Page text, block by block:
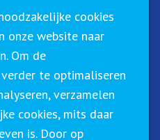
cookies
onze website naar
Om de
te optimaliseren
verzamelen
cookies, mits daar
is. Door op